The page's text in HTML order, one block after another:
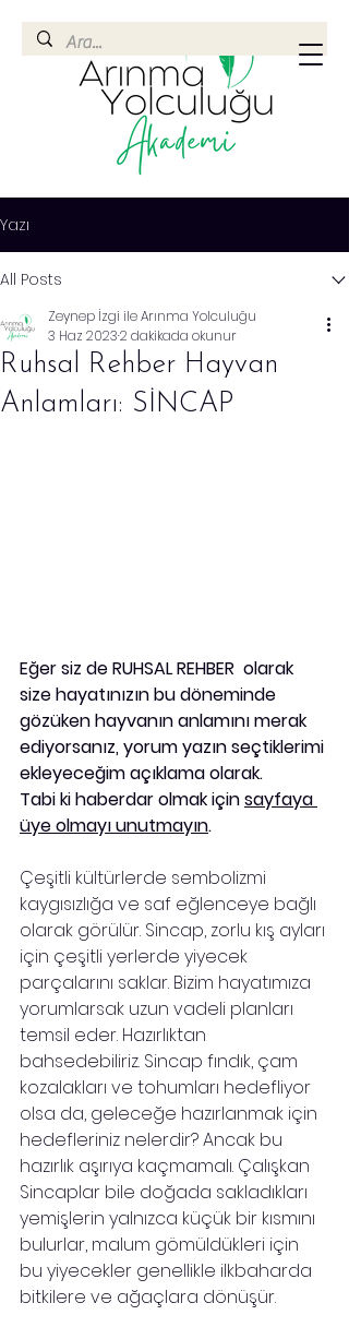
Yazı
All Posts
Ruhsal Rehber Hayvan
Anlamları: SİNCAP
Zeynep İzgi ile Arınma Yolculuğu
3 Haz 20232 dakikada okunur
Eğer siz de RUHSAL REHBER  olarak
size hayatınızın bu döneminde
gözüken hayvanın anlamını merak
ediyorsanız, yorum yazın seçtiklerimi
ekleyeceğim açıklama olarak.
Tabi ki haberdar olmak için sayfaya
üye olmayı unutmayın.
Çeşitli kültürlerde sembolizmi
kaygısızlığa ve saf eğlenceye bağlı
olarak görülür. Sincap, zorlu kış ayları
için çeşitli yerlerde yiyecek
parçalarını saklar. Bizim hayatımıza
yorumlarsak uzun vadeli planları
temsil eder. Hazırlıktan
bahsedebiliriz. Sincap fındık, çam
kozalakları ve tohumları hedefliyor
olsa da, geleceğe hazırlanmak için
hedefleriniz nelerdir? Ancak bu
hazırlık aşırıya kaçmamalı. Çalışkan
Sincaplar bile doğada sakladıkları
yemişlerin yalnızca küçük bir kısmını
bulurlar, malum gömüldükleri için
bu yiyecekler genellikle ilkbaharda
bitkilere ve ağaçlara dönüşür.